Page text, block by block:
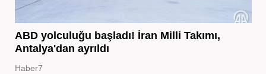
ABD yolculuğu başladı! İran Milli Takımı,
Antalya'dan ayrıldı
Haber7